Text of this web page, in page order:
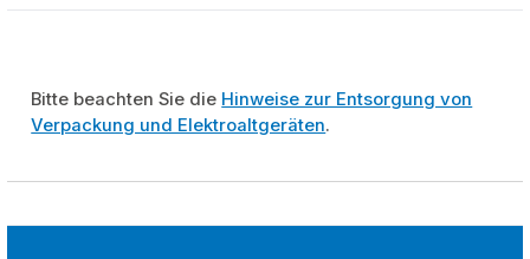
Bitte beachten Sie die Hinweise zur Entsorgung von
Verpackung und Elektroaltgeräten.